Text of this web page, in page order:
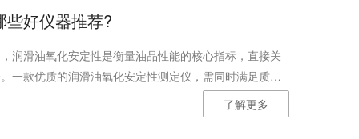
些好仪器推荐?
润滑油氧化安定性是衡量油品性能的核心指标，直接关
一款优质的润滑油氧化安定性测定仪，需同时满足质量
适配多行业需求四大核心条件，今天就为大家推荐一款
氧化安定性测定仪（金属浴），兼顾专业性与实用
了解更多